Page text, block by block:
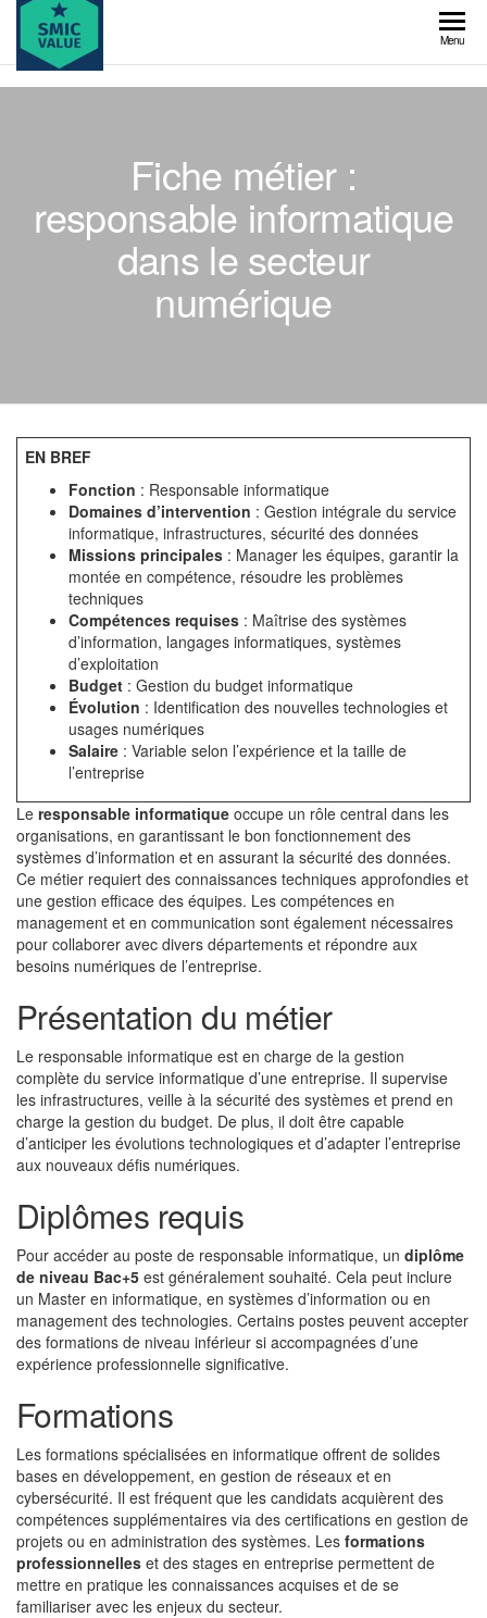
Skip
the
content
value
Menu
Fiche métier :
responsable informatique
dans le secteur
numérique
EN BREF
Fonction : Responsable informatique
Domaines d’intervention : Gestion intégrale du service
informatique, infrastructures, sécurité des données
Missions principales : Manager les équipes, garantir la
montée en compétence, résoudre les problèmes
techniques
Compétences requises : Maîtrise des systèmes
d’information, langages informatiques, systèmes
d’exploitation
Budget : Gestion du budget informatique
Évolution : Identification des nouvelles technologies et
usages numériques
Salaire : Variable selon l’expérience et la taille de
l’entreprise
Le responsable informatique occupe un rôle central dans les
organisations, en garantissant le bon fonctionnement des
systèmes d’information et en assurant la sécurité des données.
Ce métier requiert des connaissances techniques approfondies et
une gestion efficace des équipes. Les compétences en
management et en communication sont également nécessaires
pour collaborer avec divers départements et répondre aux
besoins numériques de l’entreprise.
Présentation du métier
Le responsable informatique est en charge de la gestion
complète du service informatique d’une entreprise. Il supervise
les infrastructures, veille à la sécurité des systèmes et prend en
charge la gestion du budget. De plus, il doit être capable
d’anticiper les évolutions technologiques et d’adapter l’entreprise
aux nouveaux défis numériques.
Diplômes requis
Pour accéder au poste de responsable informatique, un diplôme
de niveau Bac+5 est généralement souhaité. Cela peut inclure
un Master en informatique, en systèmes d’information ou en
management des technologies. Certains postes peuvent accepter
des formations de niveau inférieur si accompagnées d’une
expérience professionnelle significative.
Formations
Les formations spécialisées en informatique offrent de solides
bases en développement, en gestion de réseaux et en
cybersécurité. Il est fréquent que les candidats acquièrent des
compétences supplémentaires via des certifications en gestion de
projets ou en administration des systèmes. Les formations
professionnelles et des stages en entreprise permettent de
mettre en pratique les connaissances acquises et de se
familiariser avec les enjeux du secteur.